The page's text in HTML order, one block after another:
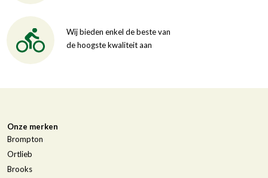
Wij bieden enkel de beste van
de hoogste kwaliteit aan
Onze merken
Brompton
Ortlieb
Brooks